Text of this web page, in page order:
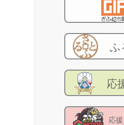
ふ
応
応